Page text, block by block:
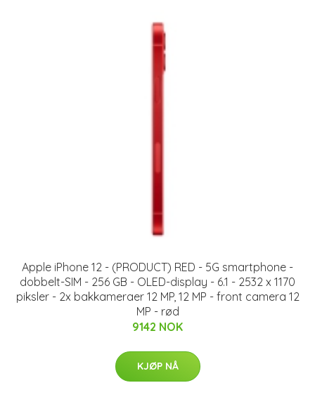
Apple iPhone 12 - (PRODUCT) RED - 5G smartphone -
dobbelt-SIM - 256 GB - OLED-display - 6.1 - 2532 x 1170
piksler - 2x bakkameraer 12 MP, 12 MP - front camera 12
MP - rød
9142 NOK
KJØP NÅ